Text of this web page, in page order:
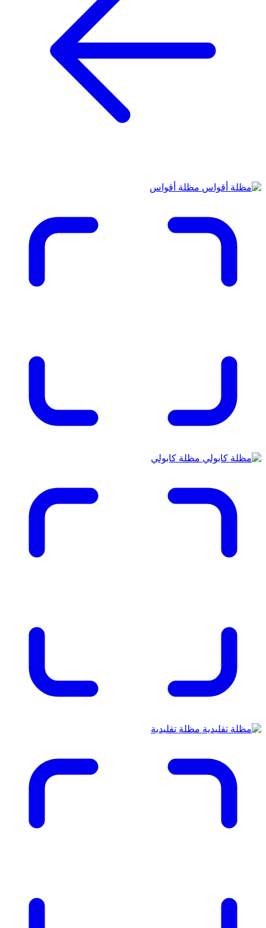
مظلة أقواس
مظلة كابولي
مظلة تقليدية